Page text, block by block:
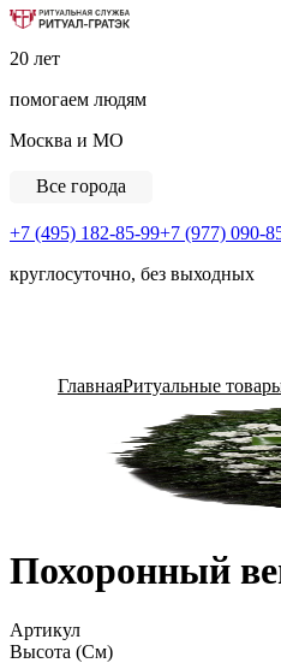
Ритуальная
20 лет
помогаем людям
Москва и МО
Все города
+7 (495) 182-85-99+7 (977) 090-
круглосуточно, без выходных
ГлавнаяРитуальные
Похоронный
Артикул
Высота (См)